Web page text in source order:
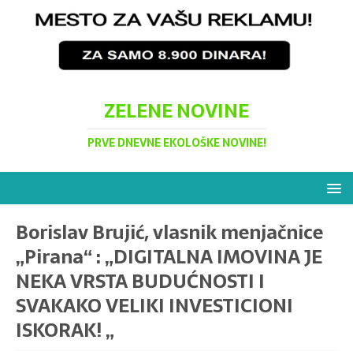
ZELENE NOVINE
PRVE DNEVNE EKOLOŠKE NOVINE!
Borislav Brujić, vlasnik menjačnice
„Pirana“ : „DIGITALNA IMOVINA JE
NEKA VRSTA BUDUĆNOSTI I
SVAKAKO VELIKI INVESTICIONI
ISKORAK! „